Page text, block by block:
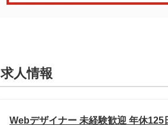
求人情報
Webデザイナー 未経験歓迎 年休